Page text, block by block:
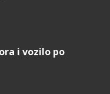
i vozilo po